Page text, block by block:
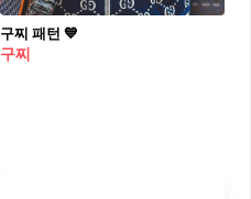
구찌 패턴 💙
구찌